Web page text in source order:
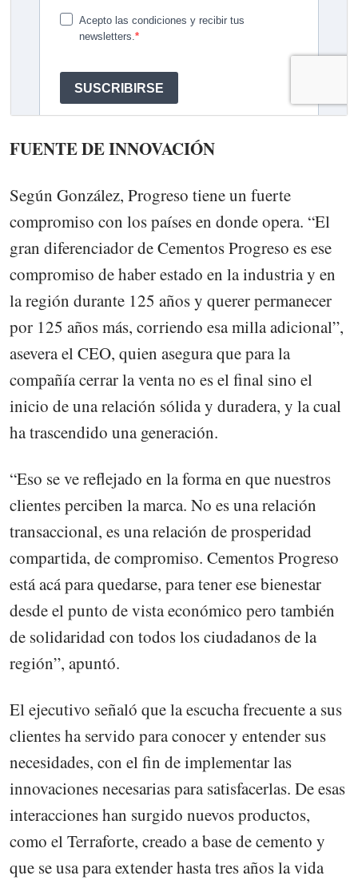
FUENTE DE INNOVACIÓN
Según González, Progreso tiene un fuerte
compromiso con los países en donde opera. “El
gran diferenciador de Cementos Progreso es ese
compromiso de haber estado en la industria y en
la región durante 125 años y querer permanecer
por 125 años más, corriendo esa milla adicional”,
asevera el CEO, quien asegura que para la
compañía cerrar la venta no es el final sino el
inicio de una relación sólida y duradera, y la cual
ha trascendido una generación.
“Eso se ve reflejado en la forma en que nuestros
clientes perciben la marca. No es una relación
transaccional, es una relación de prosperidad
compartida, de compromiso. Cementos Progreso
está acá para quedarse, para tener ese bienestar
desde el punto de vista económico pero también
de solidaridad con todos los ciudadanos de la
región”, apuntó.
El ejecutivo señaló que la escucha frecuente a sus
clientes ha servido para conocer y entender sus
necesidades, con el fin de implementar las
innovaciones necesarias para satisfacerlas. De esas
interacciones han surgido nuevos productos,
como el Terraforte, creado a base de cemento y
que se usa para extender hasta tres años la vida